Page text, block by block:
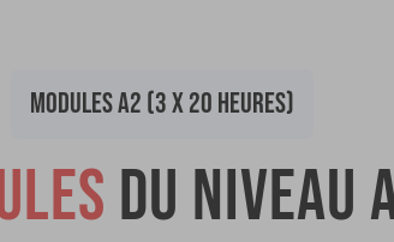
MODULES A2 (3 X 20 HEURES)
du niveau